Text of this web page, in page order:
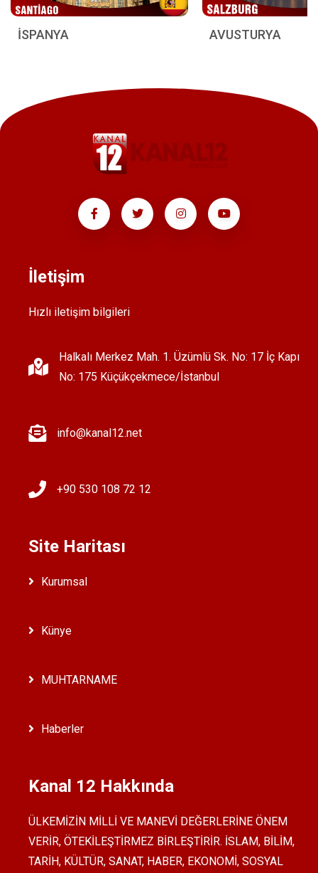
İSPANYA AVUSTURYA
İletişim
Hızlı iletişim bilgileri
Halkalı Merkez Mah. 1. Üzümlü Sk. No: 17 İç Kapı
No: 175 Küçükçekmece/İstanbul
info@kanal12.net
+90 530 108 72 12
Site Haritası
Kurumsal
Künye
MUHTARNAME
Haberler
Kanal 12 Hakkında
ÜLKEMİZİN MİLLİ VE MANEVİ DEĞERLERİNE ÖNEM
VERİR, ÖTEKİLEŞTİRMEZ BİRLEŞTİRİR. İSLAM, BİLİM,
TARİH, KÜLTÜR, SANAT, HABER, EKONOMİ, SOSYAL